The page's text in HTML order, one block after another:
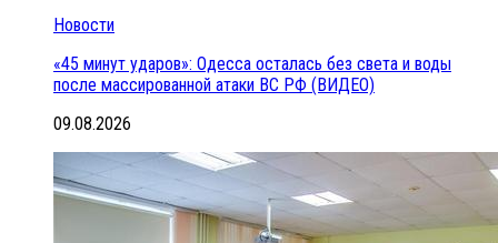
Новости
«45 минут ударов»: Одесса осталась без света и воды
после массированной атаки ВС РФ (ВИДЕО)
09.08.2026